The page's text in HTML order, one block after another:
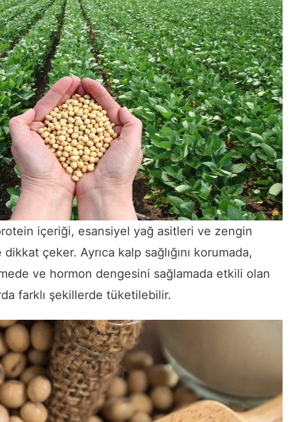
içeriği, esansiyel yağ asitleri ve zengin
çeker. Ayrıca kalp sağlığını korumada,
ve hormon dengesini sağlamada etkili olan
farklı şekillerde tüketilebilir.